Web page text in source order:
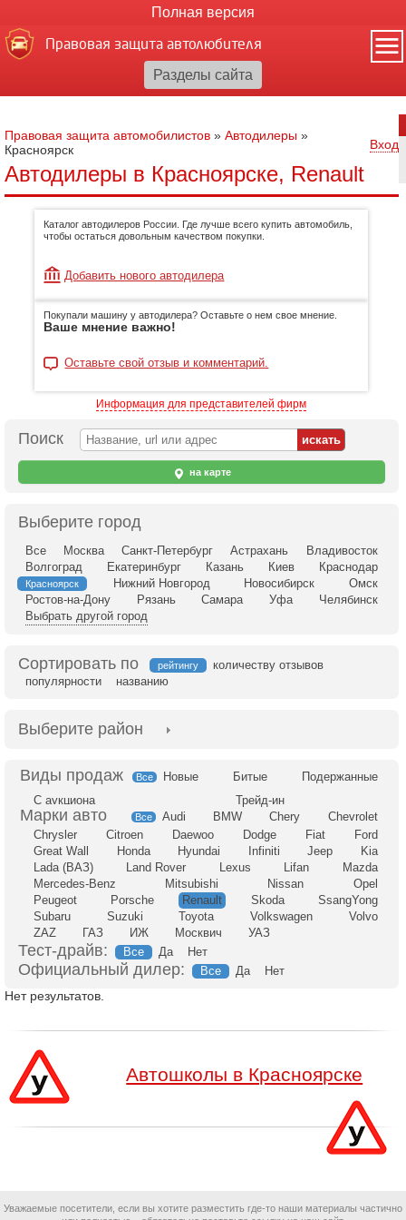
Полная версия
Правовая защита автолюбителя
Правовая защита автомобилистов » Автодилеры »
Красноярск
Вход
Автодилеры в Красноярске, Renault
Каталог автодилеров России. Где лучше всего купить автомобиль,
чтобы остаться довольным качеством покупки.
Добавить нового автодилера
Покупали машину у автодилера? Оставьте о нем свое мнение.
Ваше мнение важно!
Оставьте свой отзыв и комментарий.
Информация для представителей фирм
Поиск
на карте
Выберите город
Все Москва Санкт-Петербург Астрахань
Владивосток
Волгоград
Екатеринбург Казань Киев Краснодар
Красноярск Нижний Новгород Новосибирск
Омск
Ростов-на-Дону
Рязань Самара Уфа
Челябинск
Выбрать другой город
Сортировать по рейтингу
количеству отзывов
популярности
названию
Выберите район
Все Новые Битые
Подержанные
С аукциона
Трейд-ин
Все Audi BMW Chery
Chevrolet
Chrysler
Citroen Daewoo Dodge Fiat
Ford
Great Wall
Honda Hyundai Infiniti Jeep
Kia
Lada (ВАЗ)
Land Rover Lexus Lifan
Mazda
Mercedes-Benz
Mitsubishi Nissan
Opel
Peugeot
Porsche Renault Skoda
SsangYong
Subaru
Suzuki Toyota Volkswagen
Volvo
ZAZ
ГАЗ ИЖ Москвич УАЗ
Тест-драйв: Все Да Нет
Официальный дилер: Все Да Нет
Нет результатов.
Автошколы в Красноярске
Уважаемые посетители, если вы хотите разместить где-то наши материалы частично